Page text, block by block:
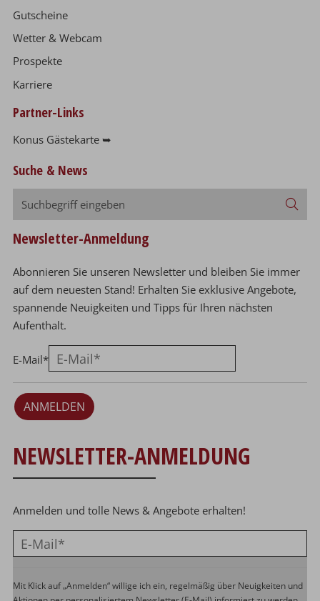
Gutscheine
Wetter & Webcam
Prospekte
Karriere
Partner-Links
Konus Gästekarte ➥
Suche & News
Suchbegriff
eingeben
Newsletter-Anmeldung
Abonnieren Sie unseren Newsletter und bleiben Sie immer
auf dem neuesten Stand! Erhalten Sie exklusive Angebote,
spannende Neuigkeiten und Tipps für Ihren nächsten
Aufenthalt.
E-Mail*
ANMELDEN
NEWSLETTER-ANMELDUNG
Anmelden und tolle News & Angebote erhalten!
Mit Klick auf „Anmelden“ willige ich ein, regelmäßig über Neuigkeiten und